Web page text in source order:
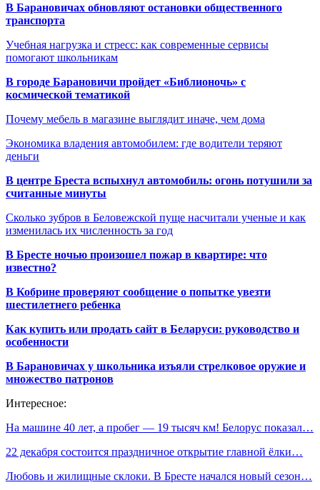
В Барановичах обновляют остановки общественного
транспорта
Учебная нагрузка и стресс: как современные сервисы
помогают школьникам
В городе Барановичи пройдет «Библионочь» с
космической тематикой
Почему мебель в магазине выглядит иначе, чем дома
Экономика владения автомобилем: где водители теряют
деньги
В центре Бреста вспыхнул автомобиль: огонь потушили за
считанные минуты
Сколько зубров в Беловежской пуще насчитали ученые и как
изменилась их численность за год
В Бресте ночью произошел пожар в квартире: что
известно?
В Кобрине проверяют сообщение о попытке увезти
шестилетнего ребенка
Как купить или продать сайт в Беларуси: руководство и
особенности
В Барановичах у школьника изъяли стрелковое оружие и
множество патронов
Интересное:
На машине 40 лет, а пробег — 19 тысяч км! Белорус показал…
22 декабря состоится праздничное открытие главной ёлки…
Любовь и жилищные склоки. В Бресте начался новый сезон…